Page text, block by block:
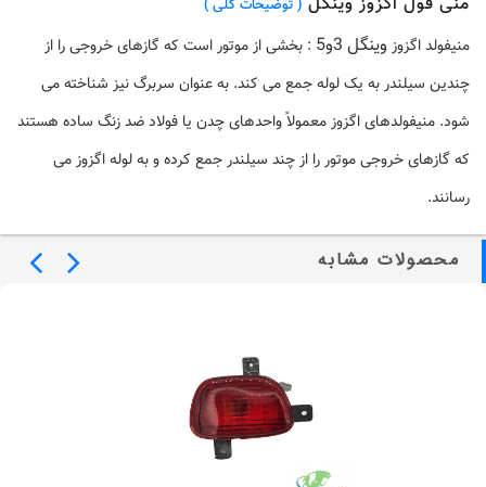
( توضیحات کلی )
منیفولد اگزوز وینگل
: بخشی از موتور است که گازهای خروجی را از
چندین سیلندر به یک لوله جمع می کند. به عنوان سربرگ نیز شناخته می
شود. منیفولدهایاگزوزمعمولاً واحدهای چدن یا فولاد ضد زنگ ساده هستند
که گازهای خروجی موتور را از چند سیلندر جمع کرده و به لولهاگزوزمی
رسانند.
محصولات مشابه